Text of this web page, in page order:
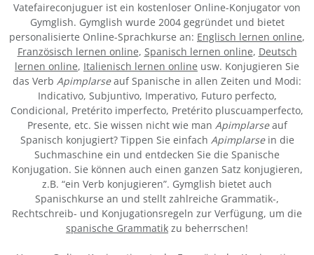
Vatefaireconjuguer ist ein kostenloser Online-Konjugator von
Gymglish. Gymglish wurde 2004 gegründet und bietet
personalisierte Online-Sprachkurse an: Englisch lernen online,
Französisch lernen online, Spanisch lernen online, Deutsch
lernen online, Italienisch lernen online usw. Konjugieren Sie
das Verb Apimplarseauf Spanische in allen Zeiten und Modi:
Indicativo, Subjuntivo, Imperativo, Futuro perfecto,
Condicional, Pretérito imperfecto, Pretérito pluscuamperfecto,
Presente, etc. Sie wissen nicht wie man Apimplarseauf
Spanisch konjugiert? Tippen Sie einfach Apimplarsein die
Suchmaschine ein und entdecken Sie die Spanische
Konjugation. Sie können auch einen ganzen Satz konjugieren,
z.B. “ein Verb konjugieren”. Gymglish bietet auch
Spanischkurse an und stellt zahlreiche Grammatik-,
Rechtschreib- und Konjugationsregeln zur Verfügung, um die
spanische Grammatik zu beherrschen!